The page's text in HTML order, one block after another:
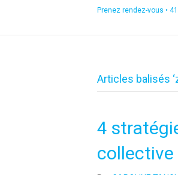
Prenez rendez-vous •
Articles balisés
4